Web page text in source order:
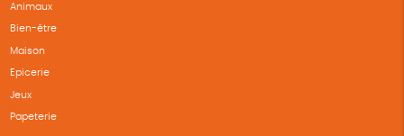
Animaux
Bien-être
Maison
Epicerie
Jeux
Papeterie